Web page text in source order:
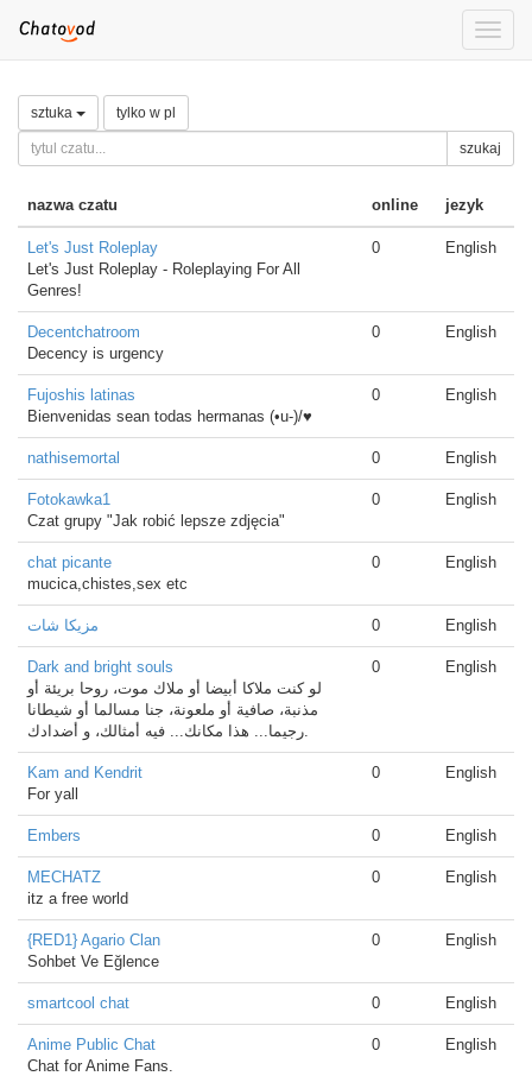
Toggle
sztuka tylko w pl
szukaj
nazwa czatu online jezyk
Let's Just Roleplay
Let's Just Roleplay - Roleplaying For All
Genres!
0 English
Decentchatroom
Decency is urgency
0 English
Fujoshis latinas
Bienvenidas sean todas hermanas (•u-)/♥
0 English
nathisemortal 0 English
Fotokawka1
Czat grupy "Jak robić lepsze zdjęcia"
0 English
chat picante
mucica,chistes,sex etc
0 English
مزيكا شات 0 English
Dark and bright souls
لو كنت ملاكا أبيضا أو ملاك موت، روحا بريئة أو
مذنبة، صافية أو ملعونة، جنا مسالما أو شيطانا
رجيما... هذا مكانك... فيه أمثالك، و أضدادك.
0 English
Kam and Kendrit
For yall
0 English
Embers 0 English
MECHATZ
itz a free world
0 English
{RED1} Agario Clan
Sohbet Ve Eğlence
0 English
smartcool chat 0 English
Anime Public Chat
Chat for Anime Fans.
0 English